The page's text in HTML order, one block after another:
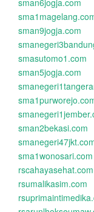
sman6jogja.com
sman9jogja.com
smasutomo1.com
sman5jogja.com
sman2bekasi.com
sma1wonosari.com
rscahayasehat.com
rsumalikasim.com